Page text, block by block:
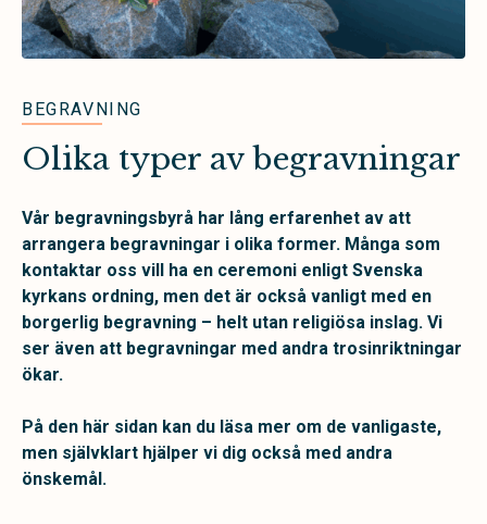
BEGRAVNING
Olika typer av begravningar
Vår begravningsbyrå har lång erfarenhet av att
arrangera begravningar i olika former. Många som
kontaktar oss vill ha en ceremoni enligt Svenska
kyrkans ordning, men det är också vanligt med en
borgerlig begravning – helt utan religiösa inslag. Vi
ser även att begravningar med andra trosinriktningar
ökar.
På den här sidan kan du läsa mer om de vanligaste,
men självklart hjälper vi dig också med andra
önskemål.